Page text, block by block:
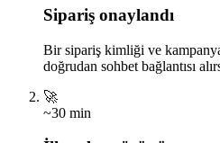
Sipariş onaylandı
Bir sipariş kimliği ve
doğrudan sohbet bağlantısı
🚀
~30 min